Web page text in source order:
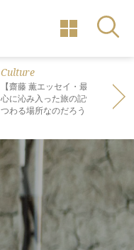
Culture
【齋藤 薫エッセイ・最終回】 最
心に沁み入った旅の記憶は なぜ“死
つわる場所なのだろう？